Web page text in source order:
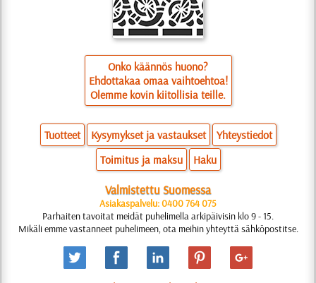
Onko käännös huono?
Ehdottakaa omaa vaihtoehtoa!
Olemme kovin kiitollisia teille.
Tuotteet Kysymykset ja vastaukset
Yhteystiedot
Toimitus ja maksu
Haku
Valmistettu Suomessa
Asiakaspalvelu: 0400 764 075
Parhaiten tavoitat meidät puhelimella arkipäivisin klo 9 - 15.
Mikäli emme vastanneet puhelimeen, ota meihin yhteyttä sähköpostitse.